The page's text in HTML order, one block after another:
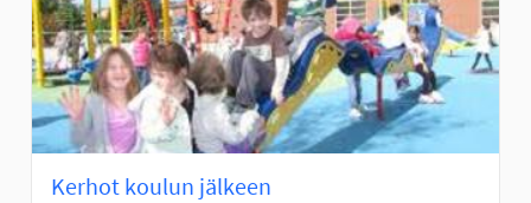
Kerhot koulun jälkeen